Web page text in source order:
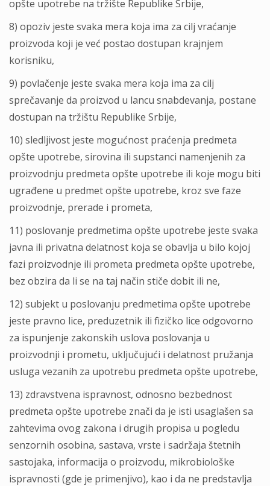
opšte upotrebe na tržište Republike Srbije,
8) opoziv jeste svaka mera koja ima za cilј vraćanje
proizvoda koji je već postao dostupan krajnjem
korisniku,
9) povlačenje jeste svaka mera koja ima za cilј
sprečavanje da proizvod u lancu snabdevanja, postane
dostupan na tržištu Republike Srbije,
10) sledlјivost jeste mogućnost praćenja predmeta
opšte upotrebe, sirovina ili supstanci namenjenih za
proizvodnju predmeta opšte upotrebe ili koje mogu biti
ugrađene u predmet opšte upotrebe, kroz sve faze
proizvodnje, prerade i prometa,
11) poslovanje predmetima opšte upotrebe jeste svaka
javna ili privatna delatnost koja se obavlјa u bilo kojoj
fazi proizvodnje ili prometa predmeta opšte upotrebe,
bez obzira da li se na taj način stiče dobit ili ne,
12) subjekt u poslovanju predmetima opšte upotrebe
jeste pravno lice, preduzetnik ili fizičko lice odgovorno
za ispunjenje zakonskih uslova poslovanja u
proizvodnji i prometu, uklјučujući i delatnost pružanja
usluga vezanih za upotrebu predmeta opšte upotrebe,
13) zdravstvena ispravnost, odnosno bezbednost
predmeta opšte upotrebe znači da je isti usaglašen sa
zahtevima ovog zakona i drugih propisa u pogledu
senzornih osobina, sastava, vrste i sadržaja štetnih
sastojaka, informacija o proizvodu, mikrobiološke
ispravnosti (gde je primenjivo), kao i da ne predstavlјa